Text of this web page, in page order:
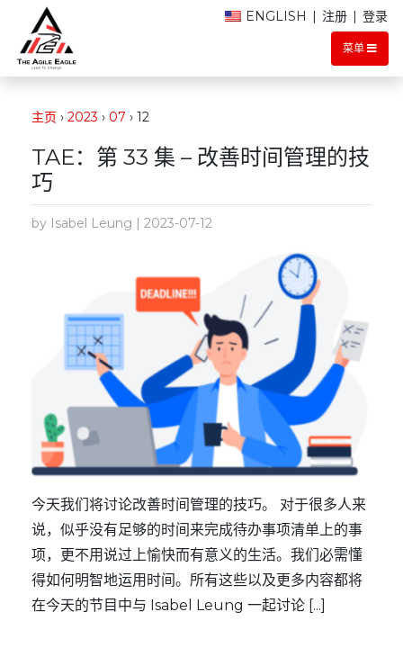
菜单
ENGLISH | 注册 | 登录
主页 › 2023 › 07 › 12
TAE：第 33 集 – 改善时间管理的技
巧
by Isabel Leung | 2023-07-12
今天我们将讨论改善时间管理的技巧。 对于很多人来
说，似乎没有足够的时间来完成待办事项清单上的事
项，更不用说过上愉快而有意义的生活。我们必需懂
得如何明智地运用时间。所有这些以及更多内容都将
在今天的节目中与 Isabel Leung 一起讨论 [...]